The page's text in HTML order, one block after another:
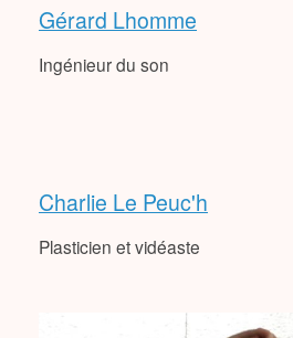
Gérard Lhomme
Ingénieur du son
Charlie Le Peuc'h
Plasticien et vidéaste